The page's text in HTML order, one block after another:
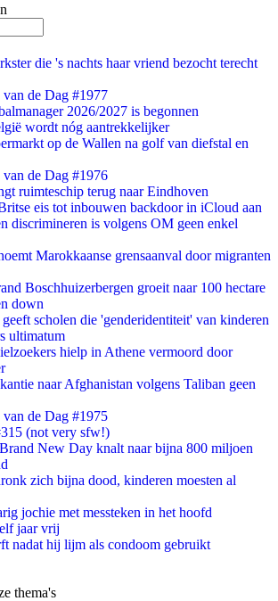
die 's nachts haar vriend bezocht terecht
van de Dag #1977
2026/2027 is begonnen
wordt nóg aantrekkelijker
op de Wallen na golf van diefstal en
van de Dag #1976
ruimteschip terug naar Eindhoven
eis tot inbouwen backdoor in iCloud aan
discrimineren is volgens OM geen enkel
Marokkaanse grensaanval door migranten
Boschhuizerbergen groeit naar 100 hectare
down
scholen die 'genderidentiteit' van kinderen
ultimatum
hielp in Athene vermoord door
naar Afghanistan volgens Taliban geen
van de Dag #1975
(not very sfw!)
New Day knalt naar bijna 800 miljoen
zich bijna dood, kinderen moesten al
jochie met messteken in het hoofd
jaar vrij
nadat hij lijm als condoom gebruikt
thema's